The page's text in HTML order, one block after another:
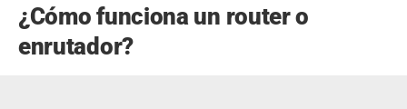
¿Cómo funciona un router o
enrutador?